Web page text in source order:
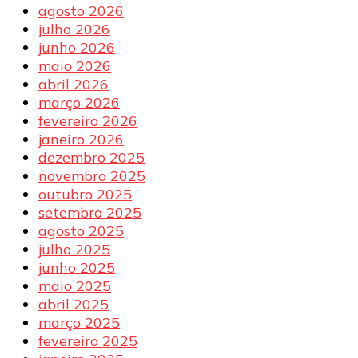
agosto 2026
julho 2026
junho 2026
maio 2026
abril 2026
março 2026
fevereiro 2026
janeiro 2026
dezembro 2025
novembro 2025
outubro 2025
setembro 2025
agosto 2025
julho 2025
junho 2025
maio 2025
abril 2025
março 2025
fevereiro 2025